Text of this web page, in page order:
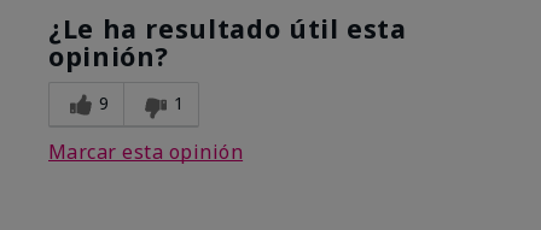
¿Le ha resultado útil esta
opinión?
9 1
Marcar esta opinión